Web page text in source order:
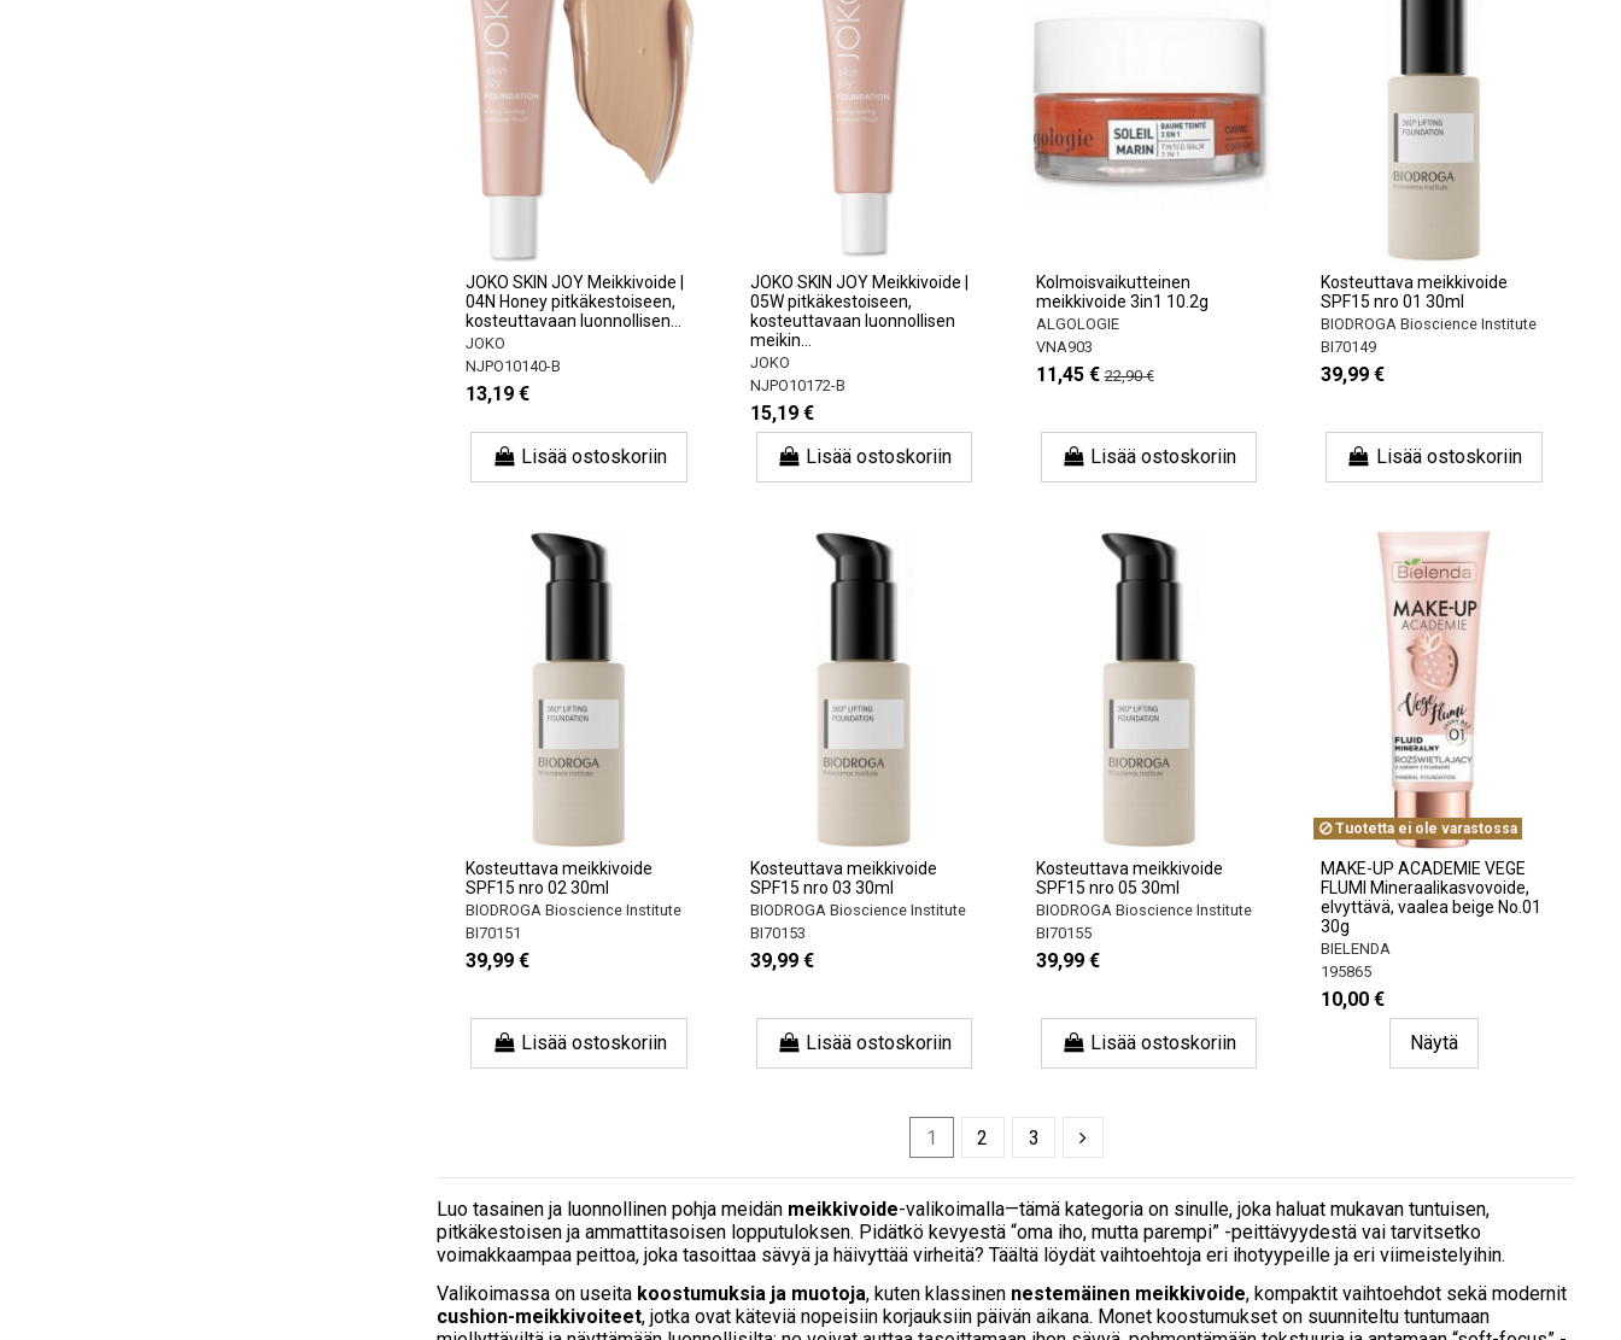
JOKO SKIN JOY Meikkivoide |
04N Honey pitkäkestoiseen,
kosteuttavaan luonnollisen...
JOKO
NJPO10140-B
13,19 €
Lisää ostoskoriin
JOKO SKIN JOY Meikkivoide |
05W pitkäkestoiseen,
kosteuttavaan luonnollisen
meikin...
JOKO
NJPO10172-B
15,19 €
Lisää ostoskoriin
Kolmoisvaikutteinen
meikkivoide 3in1 10.2g
ALGOLOGIE
VNA903
11,45 € 22,90 €
Lisää ostoskoriin
Kosteuttava meikkivoide
SPF15 nro 01 30ml
BIODROGA Bioscience Institute
BI70149
39,99 €
Lisää ostoskoriin
Kosteuttava meikkivoide
SPF15 nro 02 30ml
BIODROGA Bioscience Institute
BI70151
39,99 €
Lisää ostoskoriin
Kosteuttava meikkivoide
SPF15 nro 03 30ml
BIODROGA Bioscience Institute
BI70153
39,99 €
Lisää ostoskoriin
Kosteuttava meikkivoide
SPF15 nro 05 30ml
BIODROGA Bioscience Institute
BI70155
39,99 €
Lisää ostoskoriin
Tuotetta ei ole varastossa
MAKE-UP ACADEMIE VEGE
FLUMI Mineraalikasvovoide,
elvyttävä, vaalea beige No.01
30g
BIELENDA
195865
10,00 €
Näytä
1 2 3
Luo tasainen ja luonnollinen pohja meidän meikkivoide-valikoimalla—tämä kategoria on sinulle, joka haluat mukavan tuntuisen,
pitkäkestoisen ja ammattitasoisen lopputuloksen. Pidätkö kevyestä “oma iho, mutta parempi” -peittävyydestä vai tarvitsetko
voimakkaampaa peittoa, joka tasoittaa sävyä ja häivyttää virheitä? Täältä löydät vaihtoehtoja eri ihotyypeille ja eri viimeistelyihin.
Valikoimassa on useita koostumuksia ja muotoja, kuten klassinen nestemäinen meikkivoide, kompaktit vaihtoehdot sekä modernit
cushion-meikkivoiteet, jotka ovat käteviä nopeisiin korjauksiin päivän aikana. Monet koostumukset on suunniteltu tuntumaan